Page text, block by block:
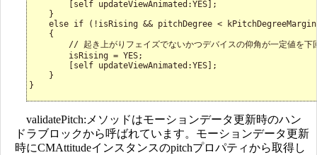
        [self updateViewAnimated:YES];
    }
else if (!isRising && pitchDegree <
    {
// 起き上がりフェイズでないかつデバイスの仰角が一定値を下
        isRising = YES;
        [self updateViewAnimated:YES];
    }
}
validatePitch:メソッドはモーションデータ更新時のハン
ドラブロックから呼ばれています。モーションデータ更新
時にCMAttitudeインスタンスのpitchプロパティから取得し